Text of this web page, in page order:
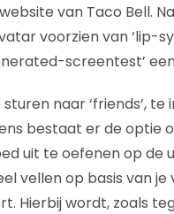
van Taco Bell.
voorzien van ‘lip-
screentest’
naar ‘friends’, te
bestaat er de optie
uit te oefenen op de
vellen op basis van je
Hierbij wordt, zoals